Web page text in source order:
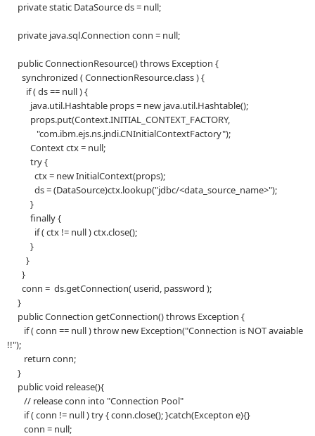
private static DataSource ds = null;
private java.sql.Connection conn = null;
public ConnectionResource() throws Exception {
synchronized ( ConnectionResource.class ) {
if ( ds == null ) {
java.util.Hashtable props = new java.util.Hashtable();
props.put(Context.INITIAL_CONTEXT_FACTORY,
"com.ibm.ejs.ns.jndi.CNInitialContextFactory");
Context ctx = null;
try {
ctx = new InitialContext(props);
ds = (DataSource)ctx.lookup("jdbc/<data_source_name>");
}
finally {
if ( ctx != null ) ctx.close();
}
}
}
conn = ds.getConnection( userid, password );
}
public Connection getConnection() throws Exception {
if ( conn == null ) throw new Exception("Connection is NOT avaiable
!!");
return conn;
}
public void release(){
// release conn into "Connection Pool"
if ( conn != null ) try { conn.close(); }catch(Excepton e){}
conn = null;